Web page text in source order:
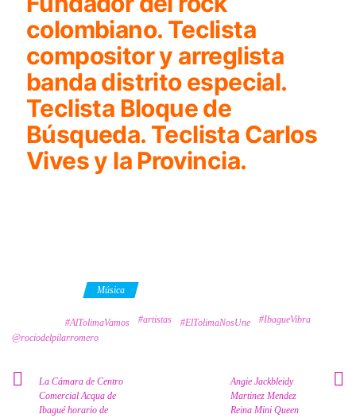
colombiano. Teclista
compositor y arreglista
banda distrito especial.
Teclista Bloque de
Búsqueda. Teclista Carlos
Vives y la Provincia.
Música
#AlTolimaVamos #artistas #ElTolimaNosUne
#IbagueVibra
@rociodelpilarromero
La Cámara de Centro
Comercial Acqua de
Ibagué horario de
Angie Jackbleidy
Martinez Mendez
Reina Mini Queen